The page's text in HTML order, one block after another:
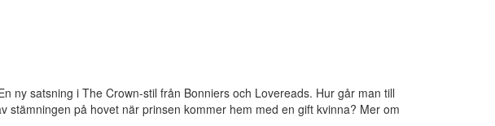
ny satsning i The Crown-stil från Bonniers och Lovereads. Hur går man till
på hovet när prinsen kommer hem med en gift kvinna? Mer om